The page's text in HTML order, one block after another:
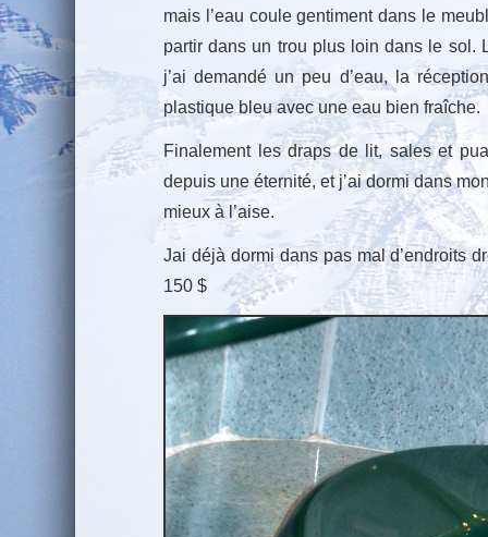
mais l’eau coule gentiment dans le
partir dans un trou plus loin dans le sol.
j’ai demandé un peu d’eau, la
plastique bleu avec une eau bien fraîche.
Finalement les draps de lit, sales et
depuis une éternité, et j’ai dormi dans
mieux à l’aise.
Jai déjà dormi dans pas mal d’endroits
150 $